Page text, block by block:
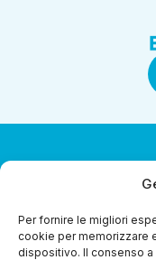
Per fornire le migliori
cookie per memorizzare
dispositivo. Il consenso
Società
coordinamento da